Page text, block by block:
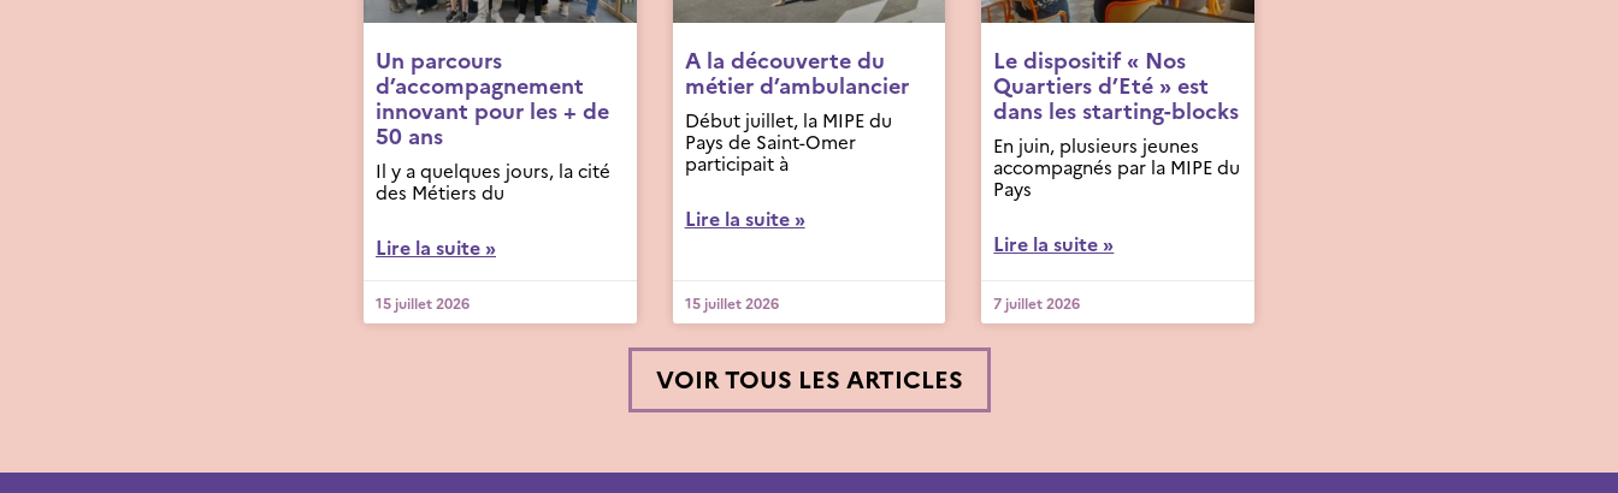
Un parcours
d’accompagnement
innovant pour les + de
50 ans
Il y a quelques jours, la cité
des Métiers du
Lire la suite »
15 juillet 2026
A la découverte du
métier d’ambulancier
Début juillet, la MIPE du
Pays de Saint-Omer
participait à
Lire la suite »
15 juillet 2026
Le dispositif « Nos
Quartiers d’Eté » est
dans les starting-blocks
En juin, plusieurs jeunes
accompagnés par la MIPE du
Pays
Lire la suite »
7 juillet 2026
VOIR TOUS LES ARTICLES